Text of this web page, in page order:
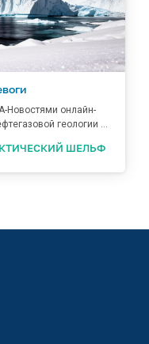
Новостями онлайн-
геологии ...
ШЕЛЬФ